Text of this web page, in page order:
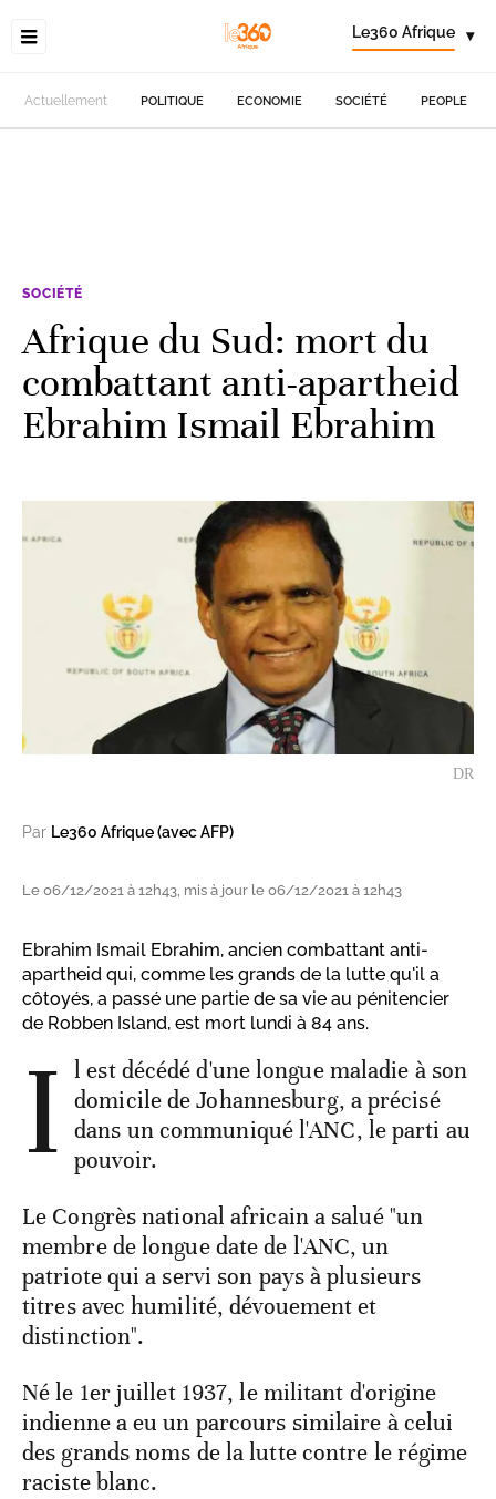
Le360 Afrique ▾
Actuellement POLITIQUE ECONOMIE SOCIÉTÉ PEOPLE
SOCIÉTÉ
Afrique du Sud: mort du
combattant anti-apartheid
Ebrahim Ismail Ebrahim
DR
Par Le360 Afrique (avec AFP)
Le 06/12/2021 à 12h43, mis à jour le 06/12/2021 à 12h43
Ebrahim Ismail Ebrahim, ancien combattant anti-
apartheid qui, comme les grands de la lutte qu'il a
côtoyés, a passé une partie de sa vie au pénitencier
de Robben Island, est mort lundi à 84 ans.
I l est décédé d'une longue maladie à son
domicile de Johannesburg, a précisé
dans un communiqué l'ANC, le parti au
pouvoir.
Le Congrès national africain a salué "un
membre de longue date de l'ANC, un
patriote qui a servi son pays à plusieurs
titres avec humilité, dévouement et
distinction".
Né le 1er juillet 1937, le militant d'origine
indienne a eu un parcours similaire à celui
des grands noms de la lutte contre le régime
raciste blanc.